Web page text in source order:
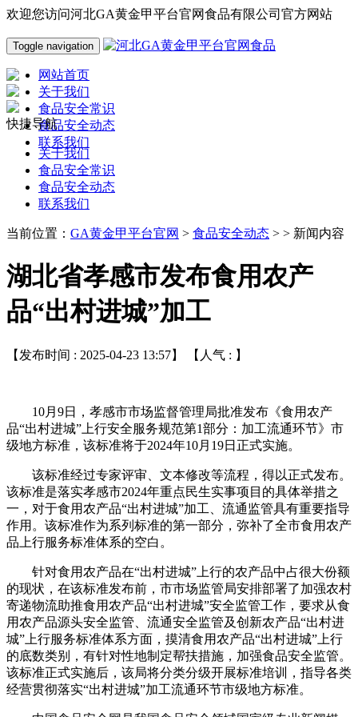
欢迎您访问河北GA黄金甲平台官网食品有限公司官方网站
Toggle navigation
网站首页
关于我们
食品安全常识
食品安全动态
联系我们
快捷导航
关于我们
食品安全常识
食品安全动态
联系我们
当前位置： GA黄金甲平台官网 > 食品安全动态 > > 新闻内容
湖北省孝感市发布食用农产
品“出村进城”加工
【发布时间 : 2025-04-23 13:57】 【人气 : 】
10月9日，孝感市市场监督管理局批准发布《食用农产
品“出村进城”上行安全服务规范第1部分：加工流通环节》市
级地方标准，该标准将于2024年10月19日正式实施。
该标准经过专家评审、文本修改等流程，得以正式发布。
该标准是落实孝感市2024年重点民生实事项目的具体举措之
一，对于食用农产品“出村进城”加工、流通监管具有重要指导
作用。该标准作为系列标准的第一部分，弥补了全市食用农产
品上行服务标准体系的空白。
针对食用农产品在“出村进城”上行的农产品中占很大份额
的现状，在该标准发布前，市市场监管局安排部署了加强农村
寄递物流助推食用农产品“出村进城”安全监管工作，要求从食
用农产品源头安全监管、流通安全监管及创新农产品“出村进
城”上行服务标准体系方面，摸清食用农产品“出村进城”上行
的底数类别，有针对性地制定帮扶措施，加强食品安全监管。
该标准正式实施后，该局将分类分级开展标准培训，指导各类
经营贯彻落实“出村进城”加工流通环节市级地方标准。